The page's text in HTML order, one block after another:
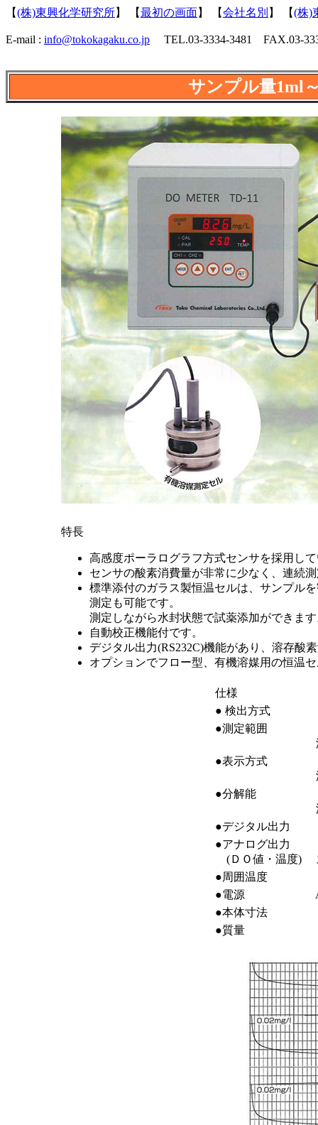
【(株)東興化学研究所】 【最初の画面】 【会社名別 】 【(株)
E-mail : info@tokokagaku.co.jp TEL.03-3334-3481 FAX.03-
サンプル量1ml
特長
高感度ポーラログラフ方式センサを採用し
センサの酸素消費量が非常に少なく、連続
標準添付のガラス製恒温セルは、サンプル
測定も可能です。
測定しながら水封状態で試薬添加ができま
自動校正機能付です。
デジタル出力(RS232C)機能があり、溶存酸
オプションでフロー型、有機溶媒用の恒温
仕様
● 検出方式
●測定範囲
●表示方式
●分解能
●デジタル出力
●アナログ出力
(ＤＯ値・温度)
●周囲温度
●電源
●本体寸法
●質量